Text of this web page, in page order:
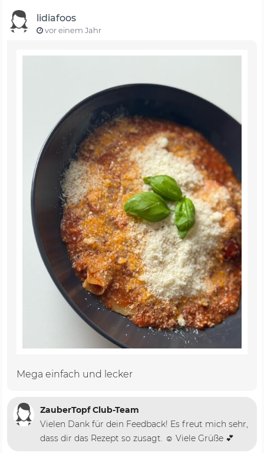
lidiafoos
vor einem Jahr
Mega einfach und lecker
ZauberTopf Club-Team
Vielen Dank für dein Feedback! Es freut mich sehr,
dass dir das Rezept so zusagt. ☺️ Viele Grüße 💕